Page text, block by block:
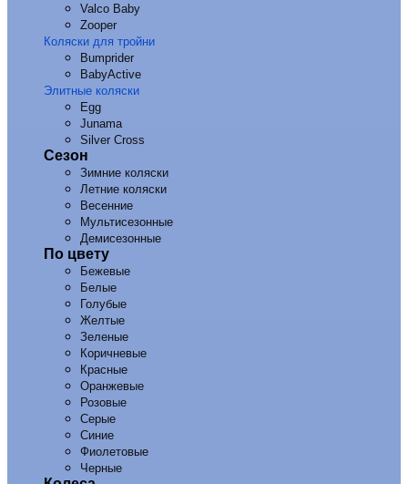
Valco Baby
Zooper
Коляски для тройни
Bumprider
BabyActive
Элитные коляски
Egg
Junama
Silver Cross
Сезон
Зимние коляски
Летние коляски
Весенние
Мультисезонные
Демисезонные
По цвету
Бежевые
Белые
Голубые
Желтые
Зеленые
Коричневые
Красные
Оранжевые
Розовые
Серые
Синие
Фиолетовые
Черные